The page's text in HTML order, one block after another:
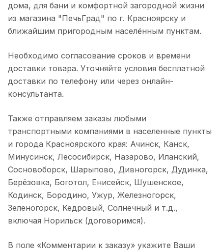
дома, для бани и комфортной загородной жизни
из магазина "ПечьГрад" по г. Красноярску и
ближайшим пригородным населённым пунктам.
Необходимо согласование сроков и времени
доставки товара. Уточняйте условия бесплатной
доставки по телефону или через онлайн-
консультанта.
Также отправляем заказы любыми
транспортными компаниями в населенные пункты
и города Красноярского края: Ачинск, Канск,
Минусинск, Лесосибирск, Назарово, Иланский,
Сосновоборск, Шарыпово, Дивногорск, Дудинка,
Берёзовка, Боготол, Енисейск, Шушенское,
Кодинск, Бородино, Ужур, Железногорск,
Зеленогорск, Кедровый, Солнечный и т.д.,
включая Норильск (договоримся).
В поле «Комментарии к заказу» укажите Ваши